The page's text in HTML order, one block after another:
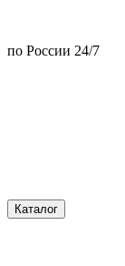
по России 24/7
Каталог